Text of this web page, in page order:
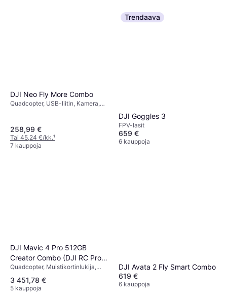
DJI Neo Fly More Combo
Quadcopter, USB-liitin, Kamera,
258,99 €
Tai 45,24 €/kk.¹
7 kauppoja
Trendaava
DJI Goggles 3
FPV-lasit
659 €
6 kauppoja
DJI Mavic 4 Pro 512GB
Creator Combo (DJI RC Pro
2)
Quadcopter, Muistikortinlukija,
3 451,78 €
5 kauppoja
DJI Avata 2 Fly Smart Combo
619 €
6 kauppoja